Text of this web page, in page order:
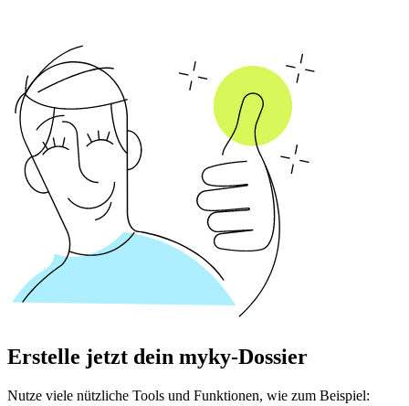
Erstelle jetzt dein myky-Dossier
Nutze viele nützliche Tools und Funktionen, wie zum Beispiel: